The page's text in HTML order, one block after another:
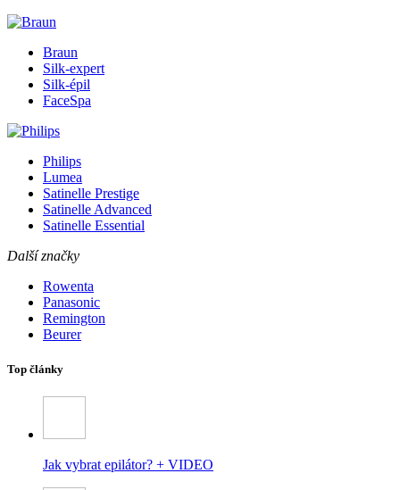
Braun
Silk-expert
Silk-épil
FaceSpa
Philips
Lumea
Satinelle Prestige
Satinelle Advanced
Satinelle Essential
Další značky
Rowenta
Panasonic
Remington
Beurer
Top články
Jak vybrat epilátor? + VIDEO